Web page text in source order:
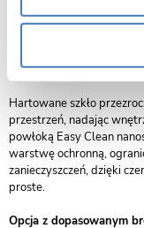
użytkowanie.
Szkło przezroczyste 6
pielęgnacja
Hartowane szkło
przestrzeń, nadając
powłoką Easy Clean
warstwę ochronną,
zanieczyszczeń, dzięki
proste.
Opcja z dopasowanym